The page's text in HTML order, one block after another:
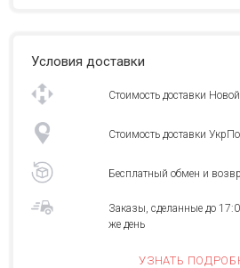
Условия доставки
Стоимость доставки
Стоимость доставки
Бесплатный обмен и
Заказы, сделанные до
же день
УЗНАТЬ